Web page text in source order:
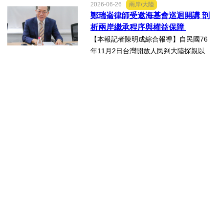
灣科研產業化平台」，再擴大跨校科研
合作版圖，與輔英科技大學簽署合作備
忘錄（MOU），並共同為「廠...
2026-06-26 兩岸/大陸
鄭瑞崙律師受邀海基會巡迴開講 剖
析兩岸繼承程序與權益保障
【本報記者陳明成綜合報導】自民國76
年11月2日台灣開放人民到大陸探親以